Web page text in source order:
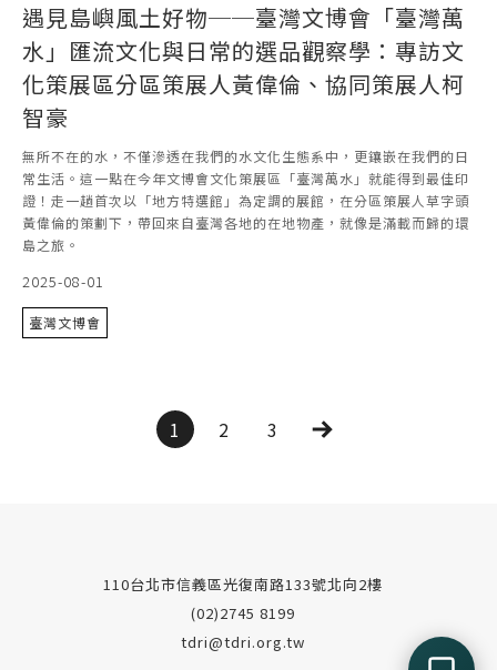
遇見島嶼風土好物──臺灣文博會「臺灣萬
水」匯流文化與日常的選品觀察學：專訪文
化策展區分區策展人黃偉倫、協同策展人柯
智豪
無所不在的水，不僅滲透在我們的水文化生態系中，更鑲嵌在我們的日
常生活。這一點在今年文博會文化策展區「臺灣萬水」就能得到最佳印
證！走一趟首次以「地方特選館」為定調的展館，在分區策展人草字頭
黃偉倫的策劃下，帶回來自臺灣各地的在地物產，就像是滿載而歸的環
島之旅。
2025-08-01
臺灣文博會
1 2 3
110台北市信義區光復南路133號北向2樓
(02)2745 8199
tdri@tdri.org.tw